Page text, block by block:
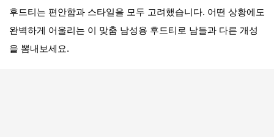
후드티는 편안함과 스타일을 모두 고려했습니다. 어떤 상황에도
완벽하게 어울리는 이 맞춤 남성용 후드티로 남들과 다른 개성
을 뽐내보세요.